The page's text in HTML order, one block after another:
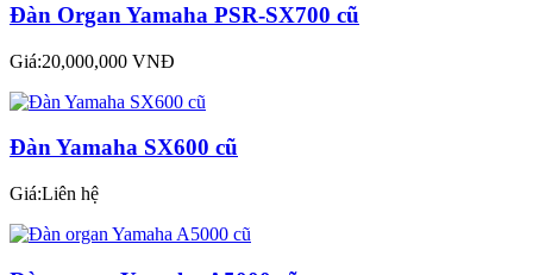
Đàn Organ Yamaha PSR-SX700 cũ
Giá:20,000,000 VNĐ
Đàn Yamaha SX600 cũ
Giá:Liên hệ